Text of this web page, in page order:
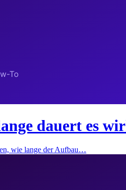
dauert es
wie lange der Aufbau…